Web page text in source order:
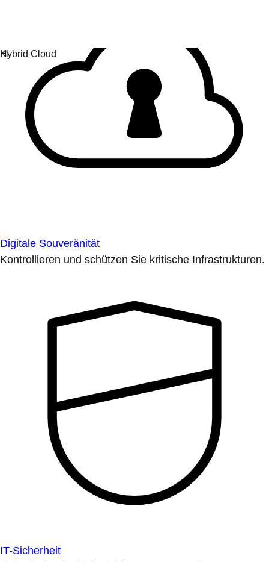
Digitale Souveränität
Kontrollieren und schützen Sie kritische Infrastrukturen.
IT-Sicherheit